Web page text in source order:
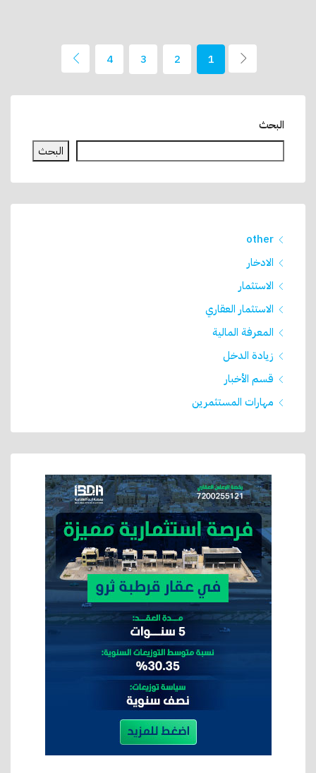
1
2
3
4
البحث
البحث
other
الادخار
الاستثمار
الاستثمار العقاري
المعرفة المالية
زيادة الدخل
قسم الأخبار
مهارات المستثمرين